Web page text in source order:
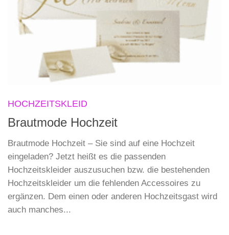
HOCHZEITSKLEID
Brautmode Hochzeit
Brautmode Hochzeit – Sie sind auf eine Hochzeit
eingeladen? Jetzt heißt es die passenden
Hochzeitskleider auszusuchen bzw. die bestehenden
Hochzeitskleider um die fehlenden Accessoires zu
ergänzen. Dem einen oder anderen Hochzeitsgast wird
auch manches...